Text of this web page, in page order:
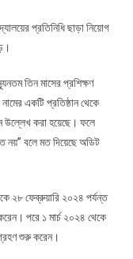
প্রতিনিধি ছাড়া নিয়োগ
তিন মাসের প্রশিক্ষণ
একটি প্রতিষ্ঠান থেকে
উল্লেখ করা হয়েছে। ফলে
নয়” বলে মত দিয়েছে অডিট
২৮ ফেব্রুয়ারি ২০২৪ পর্যন্ত
পরে ১ মার্চ ২০২৪ থেকে
শুরু করেন।